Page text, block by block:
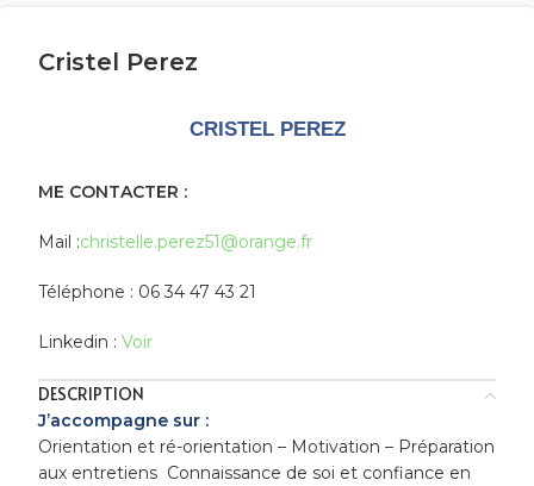
Cristel Perez
CRISTEL PEREZ
ME CONTACTER :
Mail :christelle.perez51@orange.fr
Téléphone : 06 34 47 43 21
Linkedin : Voir
DESCRIPTION
J’accompagne sur :
Orientation et ré-orientation – Motivation – Préparation
aux entretiens Connaissance de soi et confiance en